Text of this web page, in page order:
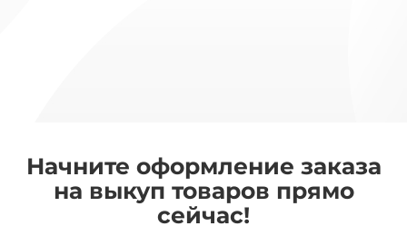
Начните оформление заказа
на выкуп товаров прямо
сейчас!